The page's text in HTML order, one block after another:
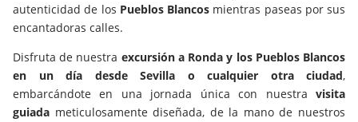
autenticidad de los Pueblos Blancos mientras paseas por sus
encantadoras calles.
Disfruta de nuestra excursión a Ronda y los Pueblos Blancos
en un día desde Sevilla o cualquier otra ciudad,
embarcándote en una jornada única con nuestra visita
guiada meticulosamente diseñada, de la mano de nuestros